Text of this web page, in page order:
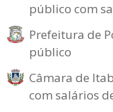
público com
Prefeitura de
público
Câmara de
com salários